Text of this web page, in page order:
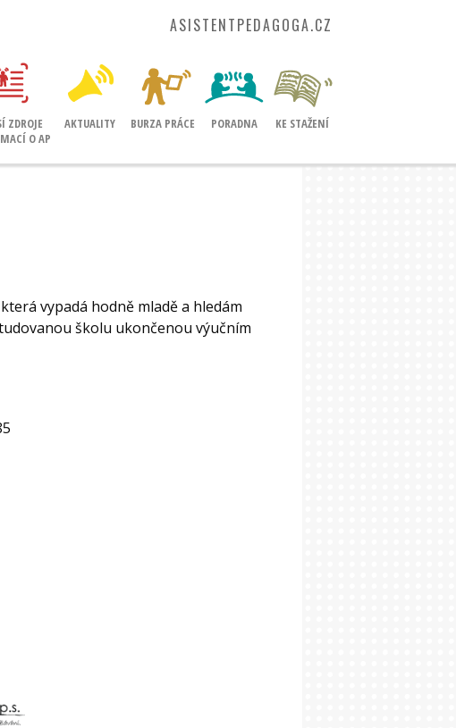
ASISTENTPEDAGOGA.CZ
ZDROJE
O AP
AKTUALITY BURZA PRÁCE PORADNA KE STAŽENÍ
vypadá hodně mladě a hledám
školu ukončenou výučním